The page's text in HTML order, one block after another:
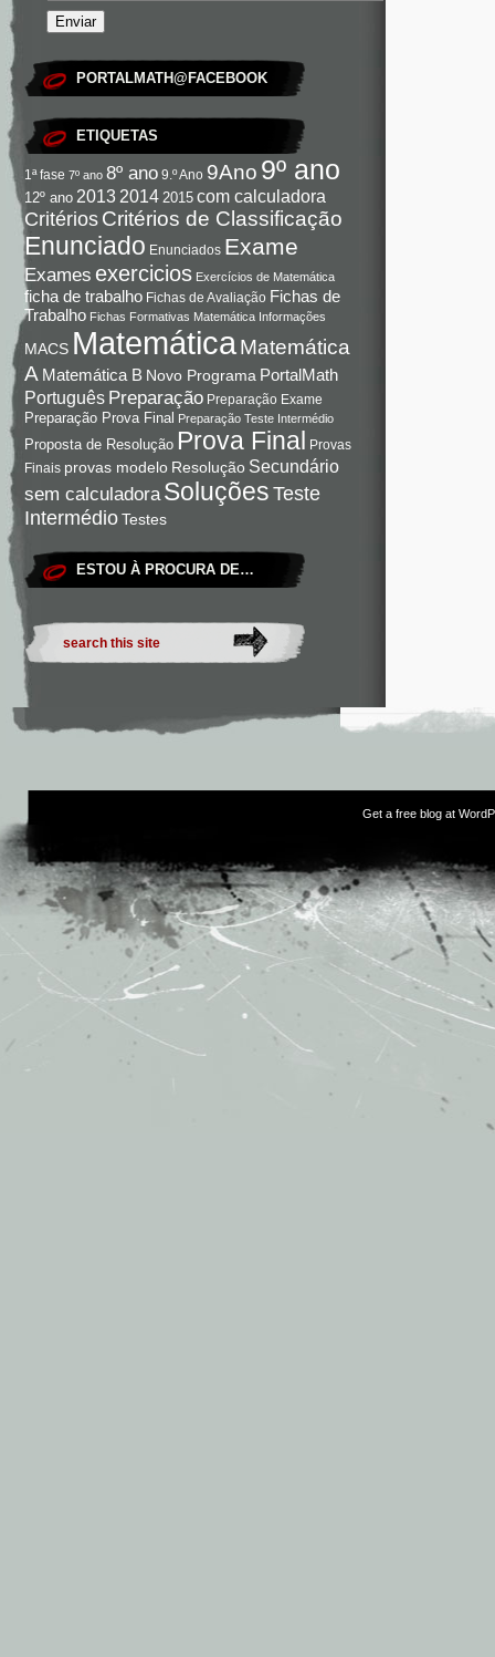
PORTALMATH@FACEBOOK
ETIQUETAS
1ª fase 7º ano 8º ano 9.º Ano 9Ano 9º ano
12º ano 2013 2014 2015 com calculadora
Critérios Critérios de Classificação
Enunciado Enunciados Exame
Exames exercicios Exercícios de Matemática
ficha de trabalho Fichas de Avaliação Fichas de
Trabalho Fichas Formativas Matemática Informações
MACS Matemática Matemática
A Matemática B Novo Programa PortalMath
Português Preparação Preparação Exame
Preparação Prova Final Preparação Teste Intermédio
Proposta de Resolução Prova Final Provas
Finais provas modelo Resolução Secundário
sem calculadora Soluções Teste
IntermédioTestes
ESTOU À PROCURA DE…
Get a free blog at